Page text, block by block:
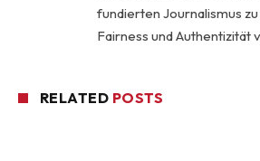
fundierten Journalismus
Fairness und Authentizität
RELATED POSTS